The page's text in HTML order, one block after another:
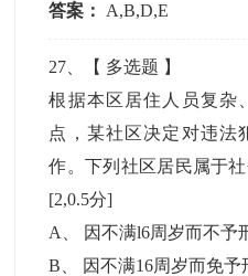
答案： A,B,D,E
27 、【 多选题 】
根据本区居住人员复杂
点，某社区决定对违法
作。下列社区居民属于
[2,0.5分]
A
因不满l6周岁而不予
B
因不满16周岁而免予